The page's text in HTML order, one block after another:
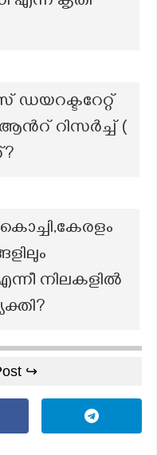
ഡയറക്ടറേറ്റ്
റിസർച്ച് (
എന്നീ നിലകളിൽ
↪